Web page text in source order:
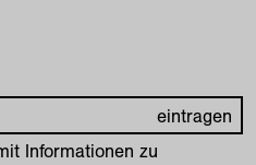
Informationen zu